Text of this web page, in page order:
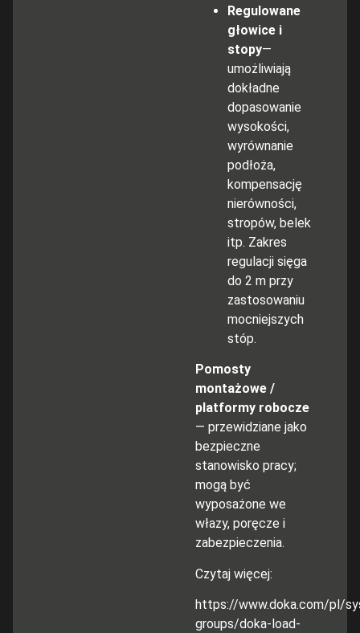
Regulowane
głowice i
stopy—
umożliwiają
dokładne
dopasowanie
wysokości,
wyrównanie
podłoża,
kompensację
nierówności,
stropów, belek
itp. Zakres
regulacji sięga
do 2 m przy
zastosowaniu
mocniejszych
stóp.
Pomosty
montażowe /
platformy robocze
— przewidziane jako
bezpieczne
stanowisko pracy;
mogą być
wyposażone we
włazy, poręcze i
zabezpieczenia.
Czytaj więcej:
https://www.doka.com/pl/
groups/doka-load-